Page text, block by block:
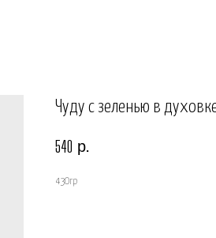
Чуду с зеленью в
540 р.
430гр